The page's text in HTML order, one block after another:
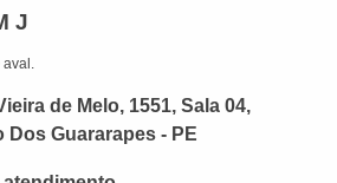
J
aval.
de Melo, 1551, Sala 04,
Dos Guararapes - PE